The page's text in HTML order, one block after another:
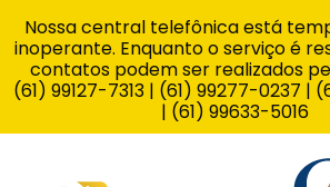
Nossa central telefônica está
inoperante. Enquanto o serviço é
contatos podem ser realizados
(61) 99127-7313 | (61) 99277-0237 |
| (61) 99633-5016